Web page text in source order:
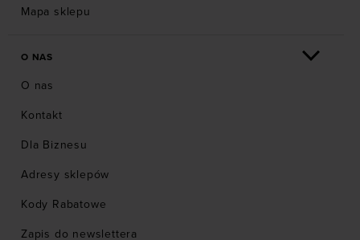
Mapa sklepu
O NAS
O nas
Kontakt
Dla Biznesu
Adresy sklepów
Kody Rabatowe
Zapis do newslettera